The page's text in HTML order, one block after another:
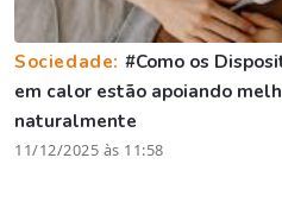
Sociedade: #Como os
em calor estão apoiando
naturalmente
11/12/2025 às 11:58